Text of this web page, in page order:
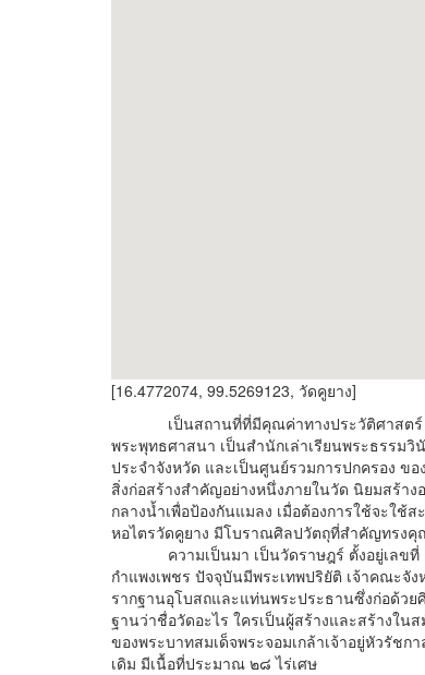
[16.4772074, 99.5269123, วัดคูยาง]
เป็นสถานที่ที่มีคุณค่าทางประวัติศาสตร์ วัฒ
พระพุทธศาสนา เป็นสำนักเล่าเรียนพระธรรม
ประจำจังหวัด และเป็นศูนย์รวมการปกครอง ข
สิ่งก่อสร้างสำคัญอย่างหนึ่งภายในวัด นิยมสร้า
กลางน้ำเพื่อป้องกันแมลง เมื่อต้องการใช้จะใช้
หอไตรวัดคูยาง มีโบราณศิลปวัตถุที่สำคัญทรงคุ
ความเป็นมา เป็นวัดราษฎร์ ตั้งอยู่เลขที่
กำแพงเพชร ปัจจุบันมีพระเทพปริยัติ เจ้าคณะจั
รากฐานอุโบสถและแท่นพระประธานซึ่งก่อด้ว
ฐานว่าชื่อวัดอะไร ใครเป็นผู้สร้างและสร้างใ
ของพระบาทสมเด็จพระจอมเกล้าเจ้าอยู่หัวรัช
เดิม มีเนื้อที่ประมาณ ๒๘ ไร่เศษ